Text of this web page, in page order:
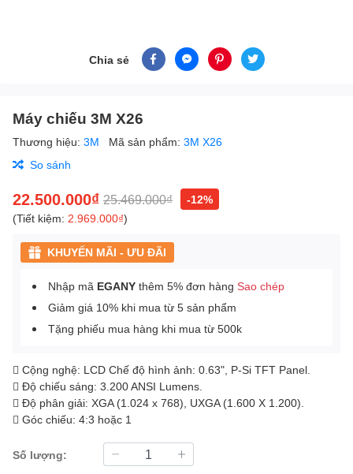
Chia sẻ
Máy chiếu 3M X26
Thương hiệu: 3M Mã sản phẩm: 3M X26
So sánh
22.500.000₫ 25.469.000₫
-12%
(Tiết kiệm: 2.969.000₫)
KHUYẾN MÃI - ƯU ĐÃI
Nhập mã EGANY thêm 5% đơn hàng Sao chép
Giảm giá 10% khi mua từ 5 sản phẩm
Tặng phiếu mua hàng khi mua từ 500k
 Cộng nghệ: LCD Chế độ hình ảnh: 0.63", P-Si TFT Panel.
 Độ chiếu sáng: 3.200 ANSI Lumens.
 Độ phân giải: XGA (1.024 x 768), UXGA (1.600 X 1.200).
 Góc chiếu: 4:3 hoặc 1
Số lượng: